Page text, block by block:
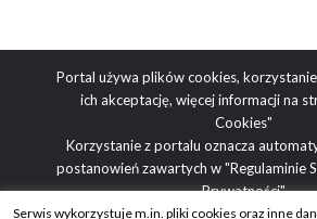
Portal używa plików cookies,
ich akceptację, więcej informacji na
Cookies"
Korzystanie z portalu oznacza
postanowień zawartych w"Regulaminie
Prywatności"
Serwis wykorzystuje m.in. pliki cookies oraz inne